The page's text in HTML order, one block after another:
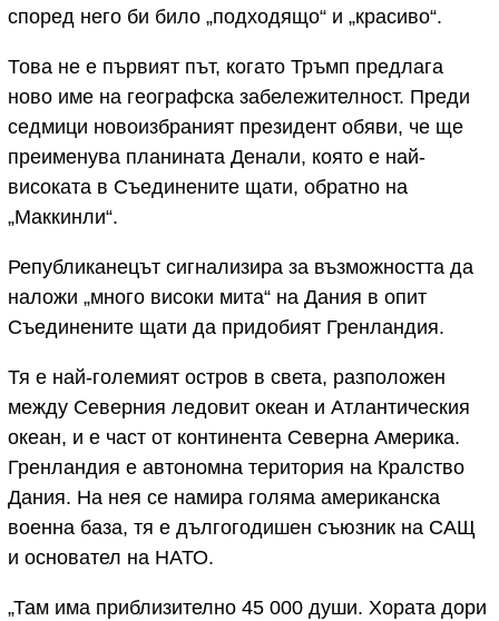
според него би било „подходящо“ и „красиво“.
Това не е първият път, когато Тръмп предлага
ново име на географска забележителност. Преди
седмици новоизбраният президент обяви, че ще
преименува планината Денали, която е най-
високата в Съединените щати, обратно на
„Маккинли“.
Републиканецът сигнализира за възможността да
наложи „много високи мита“ на Дания в опит
Съединените щати да придобият Гренландия.
Тя е най-големият остров в света, разположен
между Северния ледовит океан и Атлантическия
океан, и е част от континента Северна Америка.
Гренландия е автономна територия на Кралство
Дания. На нея се намира голяма американска
военна база, тя е дългогодишен съюзник на САЩ
и основател на НАТО.
„Там има приблизително 45 000 души. Хората дори